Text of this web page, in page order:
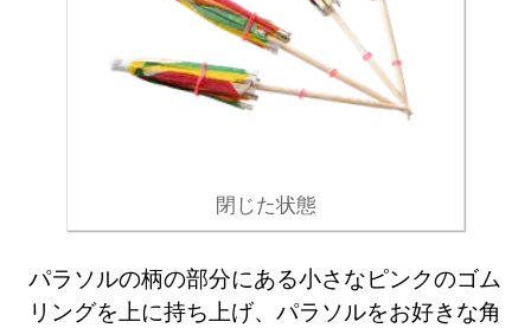
閉じた状態
パラソルの柄の部分にある小さなピンクのゴム
リングを上に持ち上げ、パラソルをお好きな角